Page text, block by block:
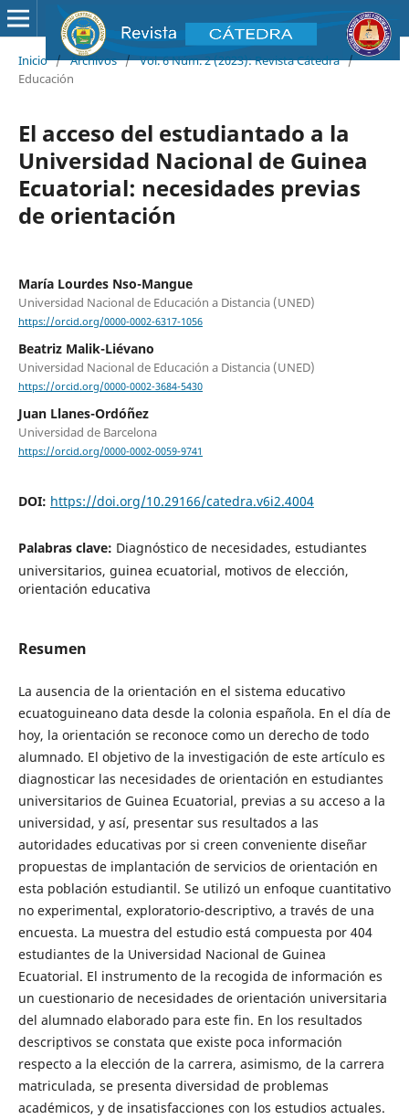
Inicio / Archivos / Vol. 6 Núm. 2 (2023): Revista Cátedra /
Educación
El acceso del estudiantado a la
Universidad Nacional de Guinea
Ecuatorial: necesidades previas
de orientación
María Lourdes Nso-Mangue
Universidad Nacional de Educación a Distancia (UNED)
https://orcid.org/0000-0002-6317-1056
Beatriz Malik-Liévano
Universidad Nacional de Educación a Distancia (UNED)
https://orcid.org/0000-0002-3684-5430
Juan Llanes-Ordóñez
Universidad de Barcelona
https://orcid.org/0000-0002-0059-9741
DOI: https://doi.org/10.29166/catedra.v6i2.4004
Palabras clave: Diagnóstico de necesidades, estudiantes
universitarios, guinea ecuatorial, motivos de elección,
orientación educativa
Resumen
La ausencia de la orientación en el sistema educativo
ecuatoguineano data desde la colonia española. En el día de
hoy, la orientación se reconoce como un derecho de todo
alumnado. El objetivo de la investigación de este artículo es
diagnosticar las necesidades de orientación en estudiantes
universitarios de Guinea Ecuatorial, previas a su acceso a la
universidad, y así, presentar sus resultados a las
autoridades educativas por si creen conveniente diseñar
propuestas de implantación de servicios de orientación en
esta población estudiantil. Se utilizó un enfoque cuantitativo
no experimental, exploratorio-descriptivo, a través de una
encuesta. La muestra del estudio está compuesta por 404
estudiantes de la Universidad Nacional de Guinea
Ecuatorial. El instrumento de la recogida de información es
un cuestionario de necesidades de orientación universitaria
del alumnado elaborado para este fin. En los resultados
descriptivos se constata que existe poca información
respecto a la elección de la carrera, asimismo, de la carrera
matriculada, se presenta diversidad de problemas
académicos, y de insatisfacciones con los estudios actuales.